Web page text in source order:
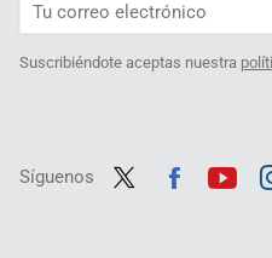
Suscribiéndote aceptas nuestra
Síguenos